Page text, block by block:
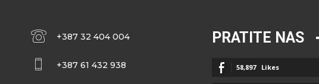
+387 32 404 004
+387 61 432 938
PRATITE NAS
58,897 Likes